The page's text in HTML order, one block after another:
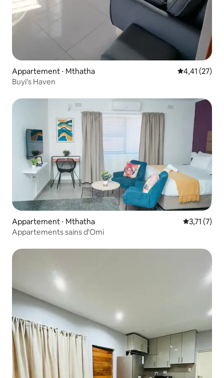
Appartement ⋅ Mthatha Évaluation
4,41 (27)
Buyi's Haven
Appartement ⋅ Mthatha Évaluation
3,71 (7)
Appartements sains d'Omi